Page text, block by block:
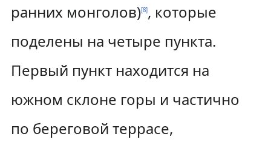
ранних монголов)[8], которые
поделены на четыре пункта.
Первый пункт находится на
южном склоне горы и частично
по береговой террасе,